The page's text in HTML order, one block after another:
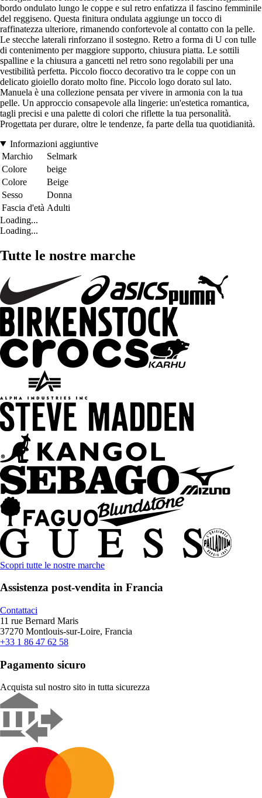
bordo ondulato lungo le coppe e sul retro enfatizza il fascino femminile
del reggiseno. Questa finitura ondulata aggiunge un tocco di
raffinatezza ulteriore, rimanendo confortevole al contatto con la pelle.
Le stecche laterali rinforzano il sostegno. Retro a forma di U con tulle
di contenimento per maggiore supporto, chiusura piatta. Le sottili
spalline e la chiusura a gancetti nel retro sono regolabili per una
vestibilità perfetta. Piccolo fiocco decorativo tra le coppe con un
delicato gioiello dorato molto fine. Piccolo logo dorato sul lato.
Manuela è una collezione pensata per vivere in armonia con la tua
pelle. Un approccio consapevole alla lingerie: un'estetica romantica,
tagli precisi e una palette di colori che riflette la tua personalità.
Progettata per durare, oltre le tendenze, fa parte della tua quotidianità.
Informazioni aggiuntive
Marchio
Selmark
Colore
beige
Colore
Beige
Sesso
Donna
Fascia d'età Adulti
Loading...
Loading...
Tutte le nostre marche
Scopri tutte le nostre marche
Assistenza post-vendita in Francia
Contattaci
11 rue Bernard Maris
37270 Montlouis-sur-Loire, Francia
+33 1 86 47 62 58
Pagamento sicuro
Acquista sul nostro sito in tutta sicurezza